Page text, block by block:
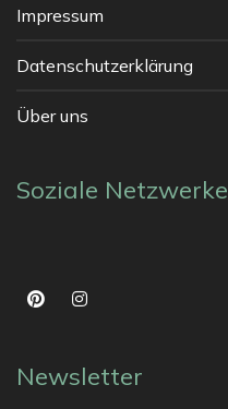
Impressum
Datenschutzerklärung
Über uns
Soziale Netzwerke
Newsletter